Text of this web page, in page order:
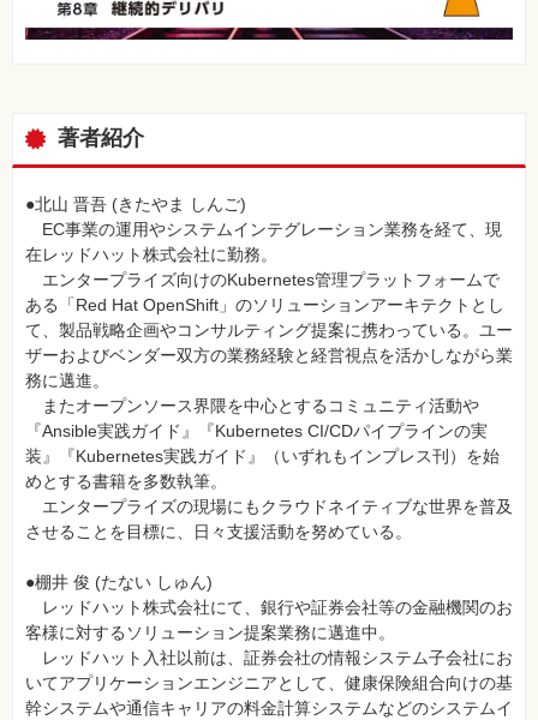
著者紹介
●北山 晋吾 (きたやま しんご)
EC事業の運用やシステムインテグレーション業務を経て、現
在レッドハット株式会社に勤務。
エンタープライズ向けのKubernetes管理プラットフォームで
ある「Red Hat OpenShift」のソリューションアーキテクトとし
て、製品戦略企画やコンサルティング提案に携わっている。ユー
ザーおよびベンダー双方の業務経験と経営視点を活かしながら業
務に邁進。
またオープンソース界隈を中心とするコミュニティ活動や
『Ansible実践ガイド』『Kubernetes CI/CDパイプラインの実
装』『Kubernetes実践ガイド』（いずれもインプレス刊）を始
めとする書籍を多数執筆。
エンタープライズの現場にもクラウドネイティブな世界を普及
させることを目標に、日々支援活動を努めている。
●棚井 俊 (たない しゅん)
レッドハット株式会社にて、銀行や証券会社等の金融機関のお
客様に対するソリューション提案業務に邁進中。
レッドハット入社以前は、証券会社の情報システム子会社にお
いてアプリケーションエンジニアとして、健康保険組合向けの基
幹システムや通信キャリアの料金計算システムなどのシステムイ